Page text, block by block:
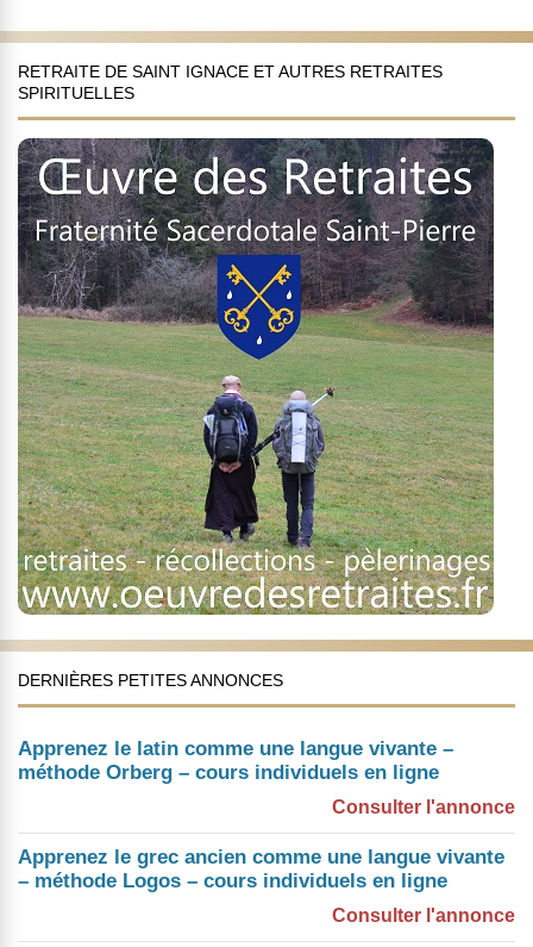
RETRAITE DE SAINT IGNACE ET AUTRES RETRAITES
SPIRITUELLES
DERNIÈRES PETITES ANNONCES
Apprenez le latin comme une langue vivante –
méthode Orberg – cours individuels en ligne
Consulter l'annonce
Apprenez le grec ancien comme une langue vivante
– méthode Logos – cours individuels en ligne
Consulter l'annonce